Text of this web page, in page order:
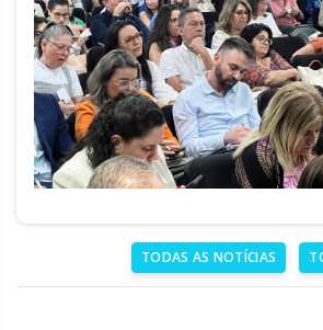
TODAS AS NOTÍCIAS